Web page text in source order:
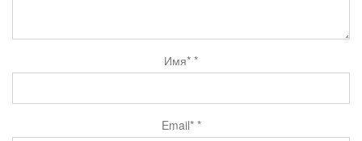
Имя* *
Email* *